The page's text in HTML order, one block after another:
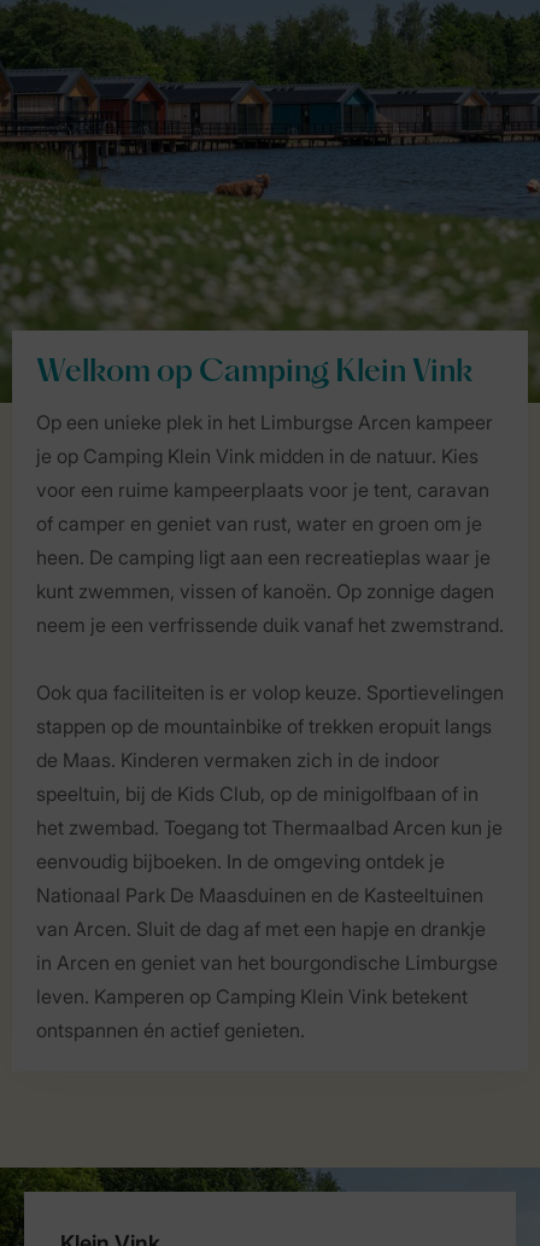
Welkom op Camping Klein Vink
Op een unieke plek in het Limburgse Arcen kampeer
je op Camping Klein Vink midden in de natuur. Kies
voor een ruime kampeerplaats voor je tent, caravan
of camper en geniet van rust, water en groen om je
heen. De camping ligt aan een recreatieplas waar je
kunt zwemmen, vissen of kanoën. Op zonnige dagen
neem je een verfrissende duik vanaf het zwemstrand.
Ook qua faciliteiten is er volop keuze. Sportievelingen
stappen op de mountainbike of trekken eropuit langs
de Maas. Kinderen vermaken zich in de indoor
speeltuin, bij de Kids Club, op de minigolfbaan of in
het zwembad. Toegang tot Thermaalbad Arcen kun je
eenvoudig bijboeken. In de omgeving ontdek je
Nationaal Park De Maasduinen en de Kasteeltuinen
van Arcen. Sluit de dag af met een hapje en drankje
in Arcen en geniet van het bourgondische Limburgse
leven. Kamperen op Camping Klein Vink betekent
ontspannen én actief genieten.